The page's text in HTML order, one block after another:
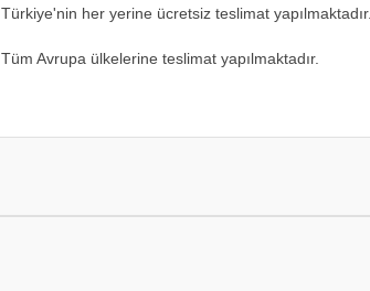
Türkiye'nin her yerine ücretsiz teslimat yapılmaktadır.
Tüm Avrupa ülkelerine teslimat yapılmaktadır.